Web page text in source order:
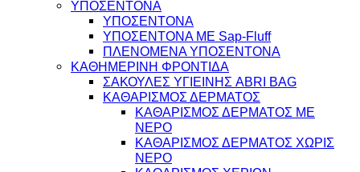
ΥΠΟΣΕΝΤΟΝΑ
ΥΠΟΣΕΝΤΟΝΑ
ΥΠΟΣΕΝΤΟΝΑ ΜΕ Sap-Fluff
ΠΛΕΝΟΜΕΝΑ ΥΠΟΣΕΝΤΟΝΑ
ΚΑΘΗΜΕΡΙΝΗ ΦΡΟΝΤΙΔΑ
ΣΑΚΟΥΛΕΣ ΥΓΙΕΙΝΗΣ ABRI BAG
ΚΑΘΑΡΙΣΜΟΣ ΔΕΡΜΑΤΟΣ
ΚΑΘΑΡΙΣΜΟΣ ΔΕΡΜΑΤΟΣ ΜΕ
ΝΕΡΟ
ΚΑΘΑΡΙΣΜΟΣ ΔΕΡΜΑΤΟΣ ΧΩΡΙΣ
ΝΕΡΟ